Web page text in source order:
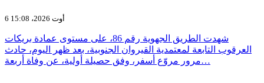
6 أوت 2026، 15:08
شهدت الطريق الجهوية رقم 86، على مستوى عمادة بريكات
العرقوب التابعة لمعتمدية القيروان الجنوبية، بعد ظهر اليوم، حادث
مرور مروّع أسفر، وفق حصيلة أولية، عن وفاة أربعة…